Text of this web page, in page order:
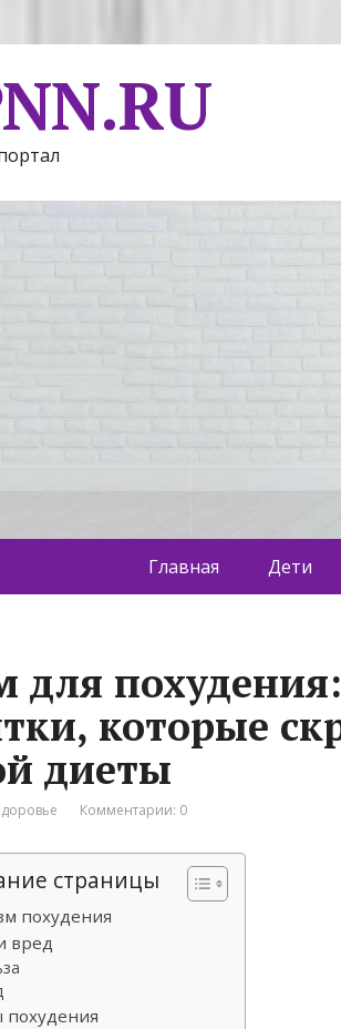
Главная Дети
для
которые
диеты
Комментарии: 0
страницы
похудения
вред
похудения